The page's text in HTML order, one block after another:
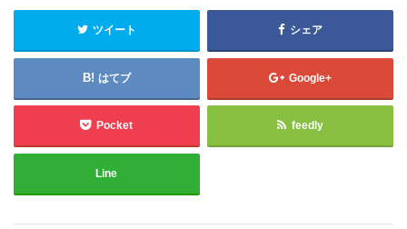
ツイート シェア
はてブ Google+
Pocket feedly
Line